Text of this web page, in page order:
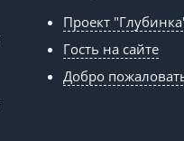
Проект
Гость на сайте
Добро